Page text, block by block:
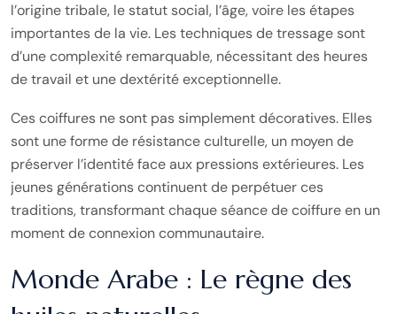
l’origine tribale, le statut social, l’âge, voire les étapes
importantes de la vie. Les techniques de tressage sont
d’une complexité remarquable, nécessitant des heures
de travail et une dextérité exceptionnelle.
Ces coiffures ne sont pas simplement décoratives. Elles
sont une forme de résistance culturelle, un moyen de
préserver l’identité face aux pressions extérieures. Les
jeunes générations continuent de perpétuer ces
traditions, transformant chaque séance de coiffure en un
moment de connexion communautaire.
Monde Arabe : Le règne des